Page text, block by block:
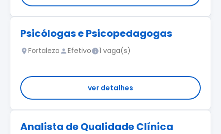
Psicólogas e Psicopedagogas
Fortaleza Efetivo 1 vaga(s)
ver detalhes
Analista de Qualidade Clínica